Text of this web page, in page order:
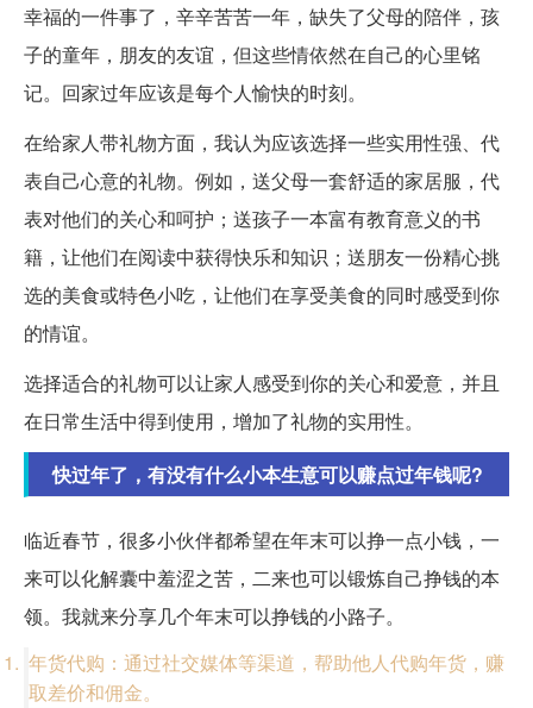
幸福的一件事了，辛辛苦苦一年，缺失了父母的陪伴，孩
子的童年，朋友的友谊，但这些情依然在自己的心里铭
记。回家过年应该是每个人愉快的时刻。
在给家人带礼物方面，我认为应该选择一些实用性强、代
表自己心意的礼物。例如，送父母一套舒适的家居服，代
表对他们的关心和呵护；送孩子一本富有教育意义的书
籍，让他们在阅读中获得快乐和知识；送朋友一份精心挑
选的美食或特色小吃，让他们在享受美食的同时感受到你
的情谊。
选择适合的礼物可以让家人感受到你的关心和爱意，并且
在日常生活中得到使用，增加了礼物的实用性。
快过年了，有没有什么小本生意可以赚点过年钱呢?
临近春节，很多小伙伴都希望在年末可以挣一点小钱，一
来可以化解囊中羞涩之苦，二来也可以锻炼自己挣钱的本
领。我就来分享几个年末可以挣钱的小路子。
年货代购：通过社交媒体等渠道，帮助他人代购年货，赚
取差价和佣金。